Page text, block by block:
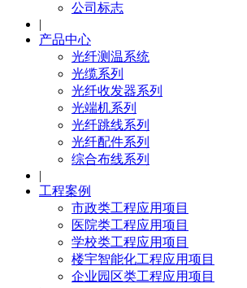
公司标志
|
产品中心
光纤测温系统
光缆系列
光纤收发器系列
光端机系列
光纤跳线系列
光纤配件系列
综合布线系列
|
工程案例
市政类工程应用项目
医院类工程应用项目
学校类工程应用项目
楼宇智能化工程应用项目
企业园区类工程应用项目